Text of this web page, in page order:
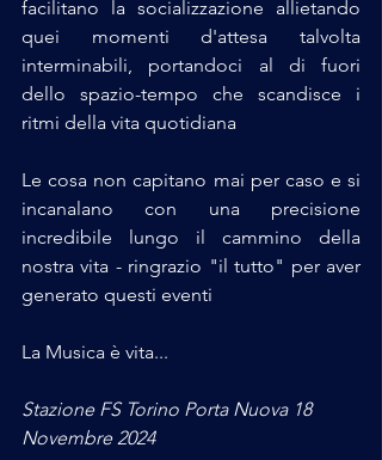
facilitano la socializzazione allietando
quei momenti d'attesa talvolta
interminabili, portandoci al di fuori
dello spazio-tempo che scandisce i
ritmi della vita quotidiana
Le cosa non capitano mai per caso e si
incanalano con una precisione
incredibile lungo il cammino della
nostra vita - ringrazio "il tutto" per aver
generato questi eventi
La Musica è vita...
Stazione FS Torino Porta Nuova 18
Novembre 2024